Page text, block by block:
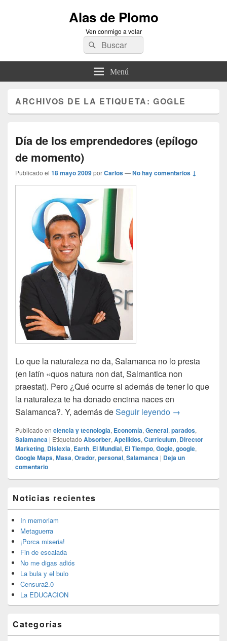
Alas de Plomo
Ven conmigo a volar
Buscar
por:
Buscar
Menú
ARCHIVOS DE LA ETIQUETA:GOGLE
Día de los emprendedores (epílogo
de momento)
Publicado el 18 mayo 2009porCarlos—No hay comentarios ↓
Lo que la naturaleza no da, Salamanca no lo presta
(en latín «quos natura non dat, Salmantica non
praestat). Pero ¿Qué ocurre si además de tener lo que
la naturaleza te ha donado encima naces en
Salamanca?. Y, además deSeguir leyendo Día de los
→
Publicado en ciencia y tecnologia, Economía, General, parados,
Salamanca | Etiquetado Absorber, Apellidos, Curriculum, Director
Marketing, Dislexia, Earth, El Mundial, El Tiempo, Gogle, google,
Google Maps, Masa, Orador, personal, Salamanca | Deja un
comentario
área
de
widget
barra
lateral
primaria
Noticias recientes
In memoriam
Metaguerra
¡Porca miseria!
Fin de escalada
No me digas adiós
La bula y el bulo
Censura2.0
La EDUCACION
Categorías